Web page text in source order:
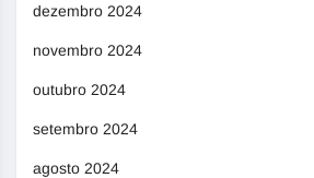
dezembro 2024
novembro 2024
outubro 2024
setembro 2024
agosto 2024